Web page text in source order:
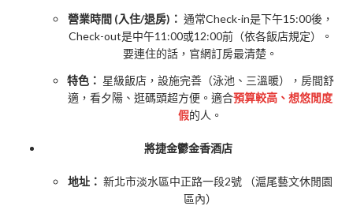
營業時間 (入住/退房)： 通常Check-in是下午15:00後，
Check-out是中午11:00或12:00前（依各飯店規定）。
要連住的話，官網訂房最清楚。
特色： 星級飯店，設施完善（泳池、三溫暖），房間舒
適，看夕陽、逛碼頭超方便。適合預算較高、想悠閒度
假的人。
將捷金鬱金香酒店
地址： 新北市淡水區中正路一段2號 （滬尾藝文休閒園
區內）